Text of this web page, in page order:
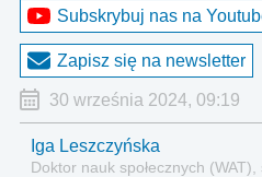
Subskrybuj nas na
Zapisz się na newsletter
30 września 2024, 09:19
Iga Leszczyńska
Doktor nauk społecznych